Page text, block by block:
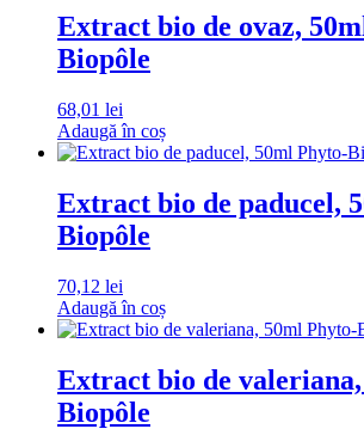
Extract bio de ovaz,
Biopôle
68,01 lei
Adaugă în coș
Extract bio de paducel,
Biopôle
70,12 lei
Adaugă în coș
Extract bio de
Biopôle